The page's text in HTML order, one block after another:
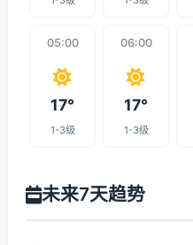
05:00
17°
1-3级
06:00
17°
1-3级
未来7天趋势